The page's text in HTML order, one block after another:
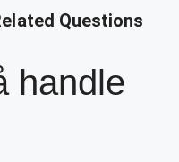
Questions
handle